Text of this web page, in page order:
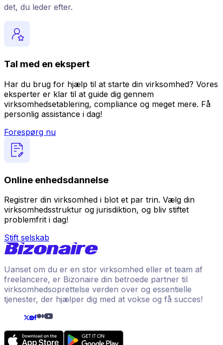
det, du leder efter.
Tal med en ekspert
Har du brug for hjælp til at starte din virksomhed? Vores
eksperter er klar til at guide dig gennem
virksomhedsetablering, compliance og meget mere. Få
personlig assistance i dag!
Forespørg nu
Online enhedsdannelse
Registrer din virksomhed i blot et par trin. Vælg din
virksomhedsstruktur og jurisdiktion, og bliv stiftet
problemfrit i dag!
Stift selskab
Uanset om du er en stor virksomhed eller et team af
freelancere, er Bizonaire din betroede partner til
virksomhedsoprettelse verden over og essentielle
tjenester, der hjælper dig med at vokse og få succes!